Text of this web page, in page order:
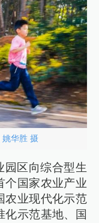
姚华胜 摄
园区向综合型生
个国家农业产业
农业现代化示范
化示范基地、国